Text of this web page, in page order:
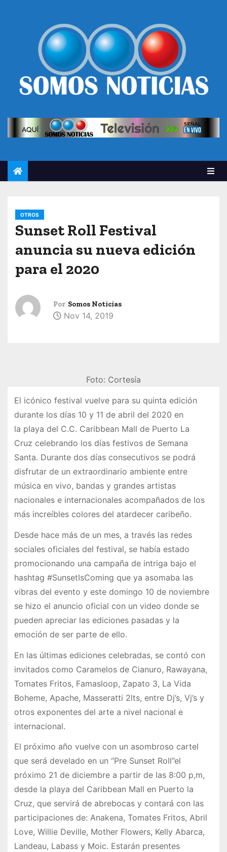
OTROS
Sunset Roll Festival
anuncia su nueva edición
para el 2020
Por Somos Noticias
Nov 14, 2019
Foto: Cortesía
El icónico festival vuelve para su quinta edición
durante los días 10 y 11 de abril del 2020 en
la playa del C.C. Caribbean Mall de Puerto La
Cruz celebrando los días festivos de Semana
Santa. Durante dos días consecutivos se podrá
disfrutar de un extraordinario ambiente entre
música en vivo, bandas y grandes artistas
nacionales e internacionales acompañados de los
más increíbles colores del atardecer caribeño.
Desde hace más de un mes, a través las redes
sociales oficiales del festival, se había estado
promocionando una campaña de intriga bajo el
hashtag #SunsetIsComing que ya asomaba las
vibras del evento y este domingo 10 de noviembre
se hizo el anuncio oficial con un video donde se
pueden apreciar las ediciones pasadas y la
emoción de ser parte de ello.
En las últimas ediciones celebradas, se contó con
invitados como Caramelos de Cianuro, Rawayana,
Tomates Fritos, Famasloop, Zapato 3, La Vida
Boheme, Apache, Masseratti 2lts, entre Dj’s, Vj’s y
otros exponentes del arte a nivel nacional e
internacional.
El próximo año vuelve con un asombroso cartel
que será develado en un “Pre Sunset Roll”el
próximo 21 de diciembre a partir de las 8:00 p,m,
desde la playa del Caribbean Mall en Puerto la
Cruz, que servirá de abrebocas y contará con las
participaciones de: Anakena, Tomates Fritos, Abril
Love, Willie Deville, Mother Flowers, Kelly Abarca,
Landeau, Labass y Moic. Estarán presentes